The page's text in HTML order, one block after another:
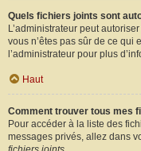
Quels fichiers joints sont
L’administrateur peut
vous n’êtes pas sûr de ce qui
l’administrateur pour plus
Haut
Comment trouver tous mes
Pour accéder à la liste des
messages privés, allez dans